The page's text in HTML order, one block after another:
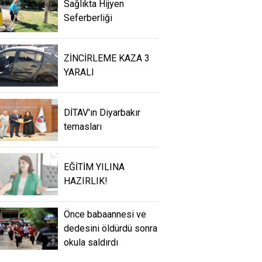
Sağlıkta Hijyen
Seferberliği
ZİNCİRLEME KAZA 3
YARALI
DİTAV'ın Diyarbakır
temasları
EĞİTİM YILINA
HAZIRLIK!
Önce babaannesi ve
dedesini öldürdü sonra
okula saldırdı